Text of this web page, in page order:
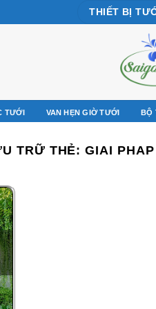
THIẾT BỊ
TƯỚI VAN HẸN GIỜ TƯỚI BỘ
TRỮ THẺ:GIAI